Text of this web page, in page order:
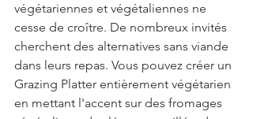
végétariennes et végétaliennes ne
cesse de croître. De nombreux invités
cherchent des alternatives sans viande
dans leurs repas. Vous pouvez créer un
Grazing Platter entièrement végétarien
en mettant l'accent sur des fromages